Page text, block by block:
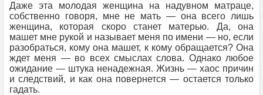
Даже эта молодая женщина на надувном матраце,
собственно говоря, мне не мать — она всего лишь
женщина, которая скоро станет матерью. Да, она
машет мне рукой и называет меня по имени — но, если
разобраться, кому она машет, к кому обращается? Она
ждет меня — во всех смыслах слова. Однако любое
ожидание — штука ненадежная. Жизнь — хаос причин
и следствий, и как она повернется — остается только
гадать.